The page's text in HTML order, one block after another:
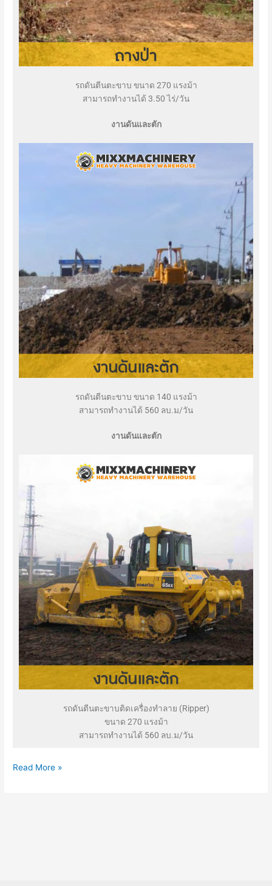
รถดันตีนตะขาบ ขนาด 270 แรงม้า
สามารถทำงานได้ 3.50 ไร่/วัน
งานดันและตัก
รถดันตีนตะขาบ ขนาด 140 แรงม้า
สามารถทำงานได้ 560 ลบ.ม/วัน
งานดันและตัก
รถดันตีนตะขาบติดเครื่องทำลาย (Ripper)
ขนาด 270 แรงม้า
สามารถทำงานได้ 560 ลบ.ม/วัน
Read More »